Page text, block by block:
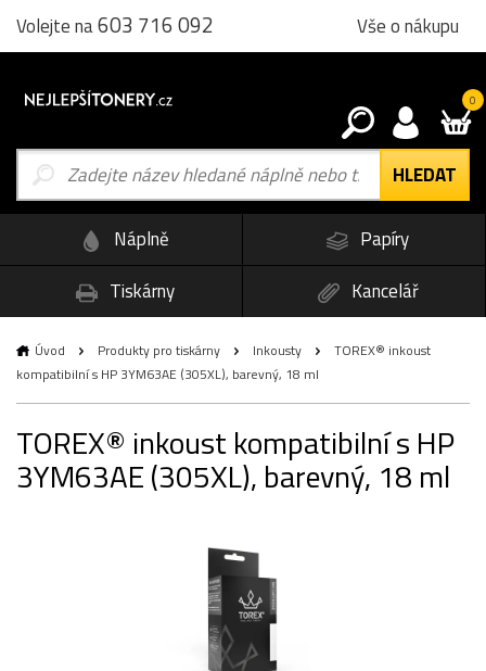
Volejte na603 716 092 Vše o nákupu
0
Náplně
Papíry
Tiskárny
Kancelář
Úvod Produkty pro tiskárny Inkousty
TOREX® inkoust
kompatibilní s HP 3YM63AE (305XL), barevný, 18 ml
TOREX® inkoust kompatibilní s HP
3YM63AE (305XL), barevný, 18 ml